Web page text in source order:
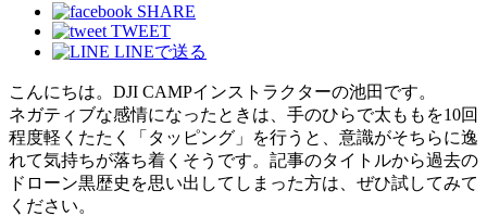
SHARE
TWEET
LINEで送る
こんにちは。DJI CAMPインストラクターの池田です。
ネガティブな感情になったときは、手のひらで太ももを10回
程度軽くたたく「タッピング」を行うと、意識がそちらに逸
れて気持ちが落ち着くそうです。記事のタイトルから過去の
ドローン黒歴史を思い出してしまった方は、ぜひ試してみて
ください。